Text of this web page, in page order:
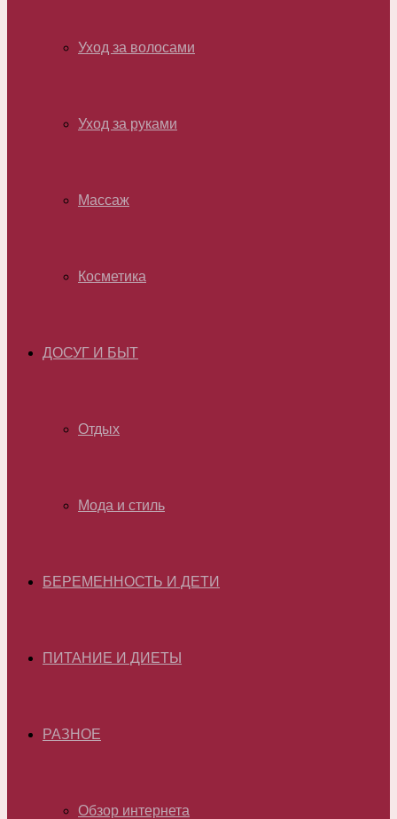
Уход за волосами
Уход за руками
Массаж
Косметика
ДОСУГ И БЫТ
Отдых
Мода и стиль
БЕРЕМЕННОСТЬ И ДЕТИ
ПИТАНИЕ И ДИЕТЫ
РАЗНОЕ
Обзор интернета